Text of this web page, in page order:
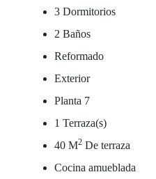
3 Dormitorios
2 Baños
Reformado
Exterior
Planta 7
1 Terraza(s)
40 M2 De terraza
Cocina amueblada